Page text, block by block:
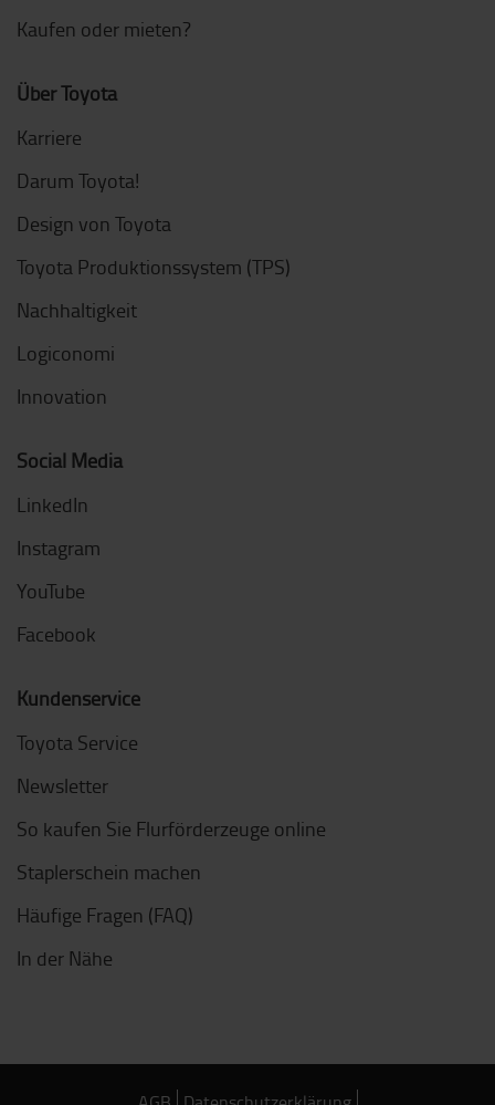
Kaufen oder mieten?
Über Toyota
Karriere
Darum Toyota!
Design von Toyota
Toyota Produktionssystem (TPS)
Nachhaltigkeit
Logiconomi
Innovation
Social Media
LinkedIn
Instagram
YouTube
Facebook
Kundenservice
Toyota Service
Newsletter
So kaufen Sie Flurförderzeuge online
Staplerschein machen
Häufige Fragen (FAQ)
In der Nähe